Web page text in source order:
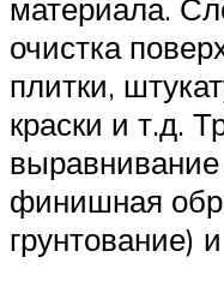
материала.
очистка
плитки,
краски и т.д.
финишная
грунтование)